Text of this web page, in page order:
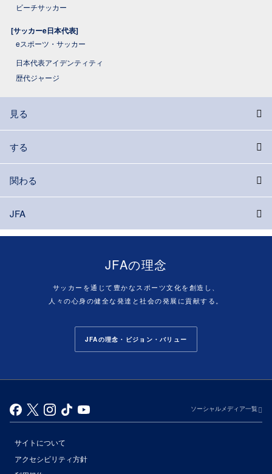
ビーチサッカー
[サッカーe日本代表]
eスポーツ・サッカー
日本代表アイデンティティ
歴代ジャージ
見る
する
関わる
JFA
JFAの理念
サッカーを通じて豊かなスポーツ文化を創造し、
人々の心身の健全な発達と社会の発展に貢献する。
JFAの理念・ビジョン・バリュー
ソーシャルメディア一覧
サイトについて
アクセシビリティ方針